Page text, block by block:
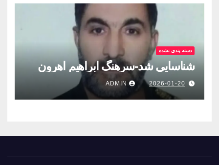
دسته بندی نشده
شناسایی شد-سرهنگ ابراهیم اهرون
2026-01-20
ADMIN